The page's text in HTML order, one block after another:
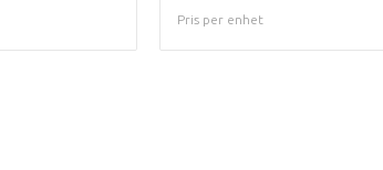
Pris per enhet